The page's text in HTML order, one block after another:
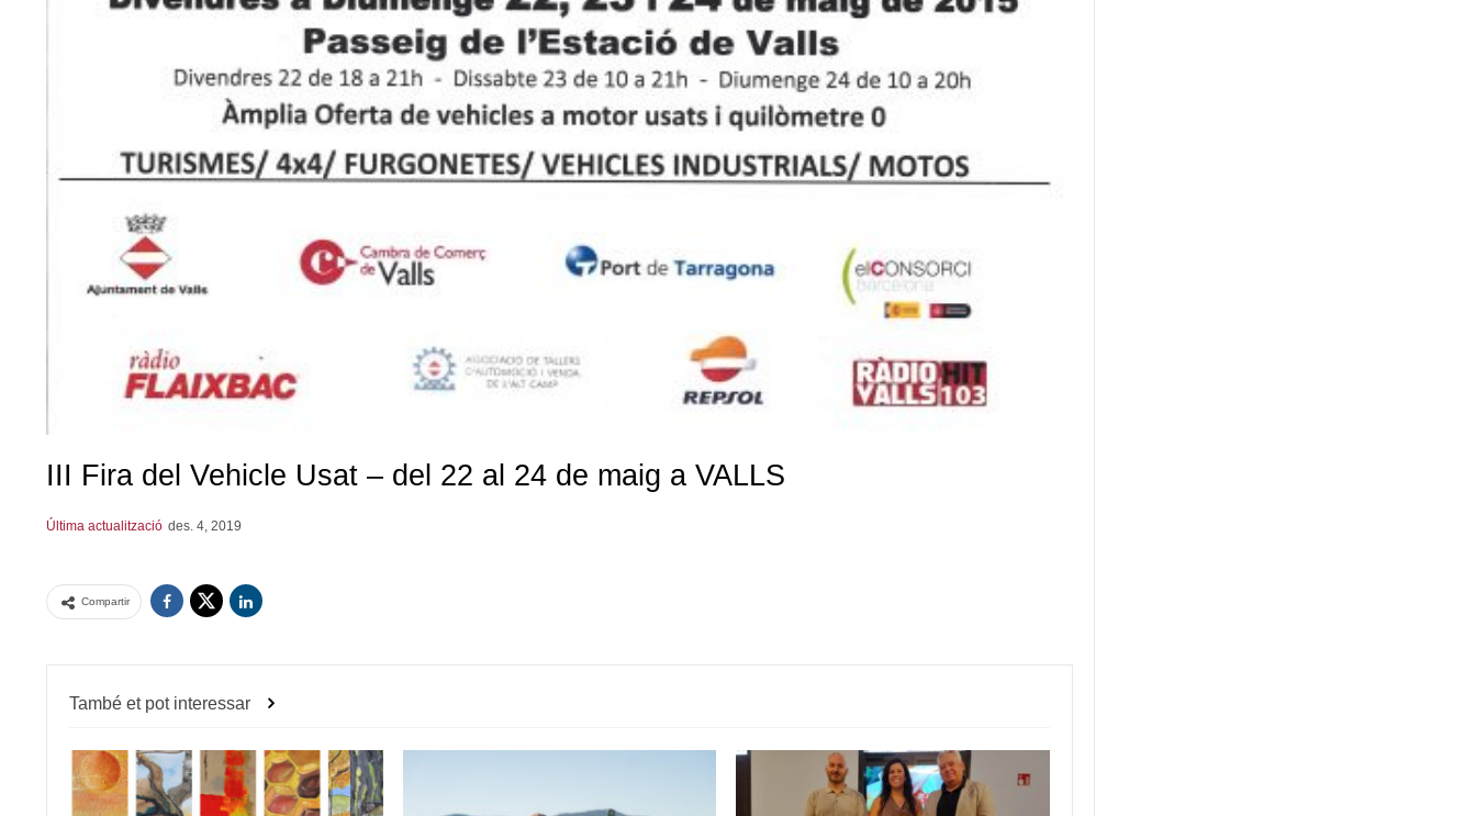
III Fira del Vehicle Usat – del 22 al 24 de maig a VALLS
Última actualització des. 4, 2019
Compartir
També et pot interessar